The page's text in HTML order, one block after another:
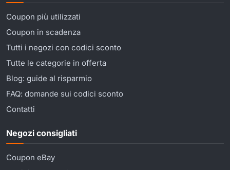
Coupon più utilizzati
Coupon in scadenza
Tutti i negozi con codici sconto
Tutte le categorie in offerta
Blog: guide al risparmio
FAQ: domande sui codici sconto
Contatti
Negozi consigliati
Coupon eBay